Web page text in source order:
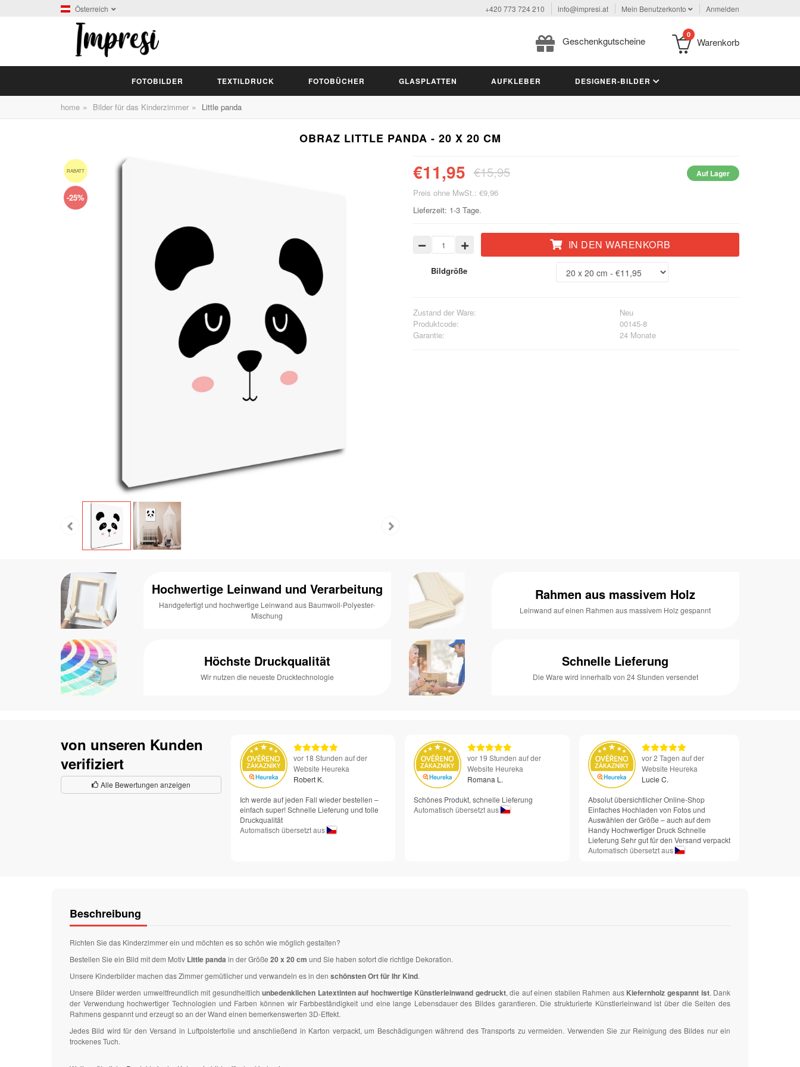
Österreich +420 773 724 210 info@impresi.at Mein Benutzerkonto Anmelden
Geschenkgutscheine
0
Warenkorb
FOTOBILDER TEXTILDRUCK FOTOBÜCHER GLASPLATTEN AUFKLEBER DESIGNER-BILDER
home » Bilder für das Kinderzimmer » Little panda
OBRAZ LITTLE PANDA - 20 X 20 CM
RABATT
-25%
€11,95 €15,95 Auf Lager
Preis ohne MwSt.: €9,96
Lieferzeit: 1-3 Tage.
IN DEN WARENKORB
Bildgröße
Zustand der Ware:
Neu
Produktcode:
00145-8
Garantie:
24 Monate
Hochwertige Leinwand und Verarbeitung
Handgefertigt und hochwertige Leinwand aus Baumwoll-Polyester-
Mischung
Rahmen aus massivem Holz
Leinwand auf einen Rahmen aus massivem Holz gespannt
Höchste Druckqualität
Wir nutzen die neueste Drucktechnologie
Schnelle Lieferung
Die Ware wird innerhalb von 24 Stunden versendet
von unseren Kunden
verifiziert
Alle Bewertungen anzeigen
vor 18 Stunden auf der
Website Heureka
Robert K.
Ich werde auf jeden Fall wieder bestellen –
einfach super! Schnelle Lieferung und tolle
Druckqualität
Automatisch übersetzt aus
vor 19 Stunden auf der
Website Heureka
Romana L.
Schönes Produkt, schnelle Lieferung
Automatisch übersetzt aus
vor 2 Tagen auf der
Website Heureka
Lucie C.
Absolut übersichtlicher Online-Shop
Einfaches Hochladen von Fotos und
Auswählen der Größe – auch auf dem
Handy Hochwertiger Druck Schnelle
Lieferung Sehr gut für den Versand verpackt
Automatisch übersetzt aus
Beschreibung
Richten Sie das Kinderzimmer ein und möchten es so schön wie möglich gestalten?
Bestellen Sie ein Bild mit dem Motiv Little panda in der Größe 20 x 20 cm und Sie haben sofort die richtige Dekoration.
Unsere Kinderbilder machen das Zimmer gemütlicher und verwandeln es in den schönsten Ort für Ihr Kind.
Unsere Bilder werden umweltfreundlich mit gesundheitlichunbedenklichen Latextinten auf hochwertige Künstlerleinwand gedruckt, die auf einen stabilen Rahmen aus Kiefernholz gespannt ist. Dank
der Verwendung hochwertiger Technologien und Farben können wir Farbbeständigkeit und eine lange Lebensdauer des Bildes garantieren. Die strukturierte Künstlerleinwand ist über die Seiten des
Rahmens gespannt und erzeugt so an der Wand einen bemerkenswerten 3D-Effekt.
Jedes Bild wird für den Versand in Luftpolsterfolie und anschließend in Karton verpackt, um Beschädigungen während des Transports zu vermeiden. Verwenden Sie zur Reinigung des Bildes nur ein
trockenes Tuch.